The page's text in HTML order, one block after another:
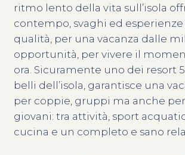
ritmo lento della vita sull’isola
contempo, svaghi ed
qualità, per una vacanza dalle
opportunità, per vivere il
ora. Sicuramente uno dei resort
belli dell’isola, garantisce una
per coppie, gruppi ma anche
giovani: tra attività, sport
cucina e un completo e sano